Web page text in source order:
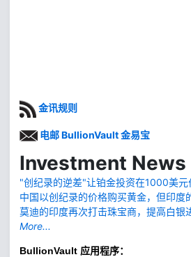
金讯规则
电邮 BullionVault 金易宝
Investment News
"创纪录的逆差"让铂金投资在1000美元
中国以创纪录的价格购买黄金，但印度
莫迪的印度再次打击珠宝商，提高白银
More...
BullionVault 应用程序：